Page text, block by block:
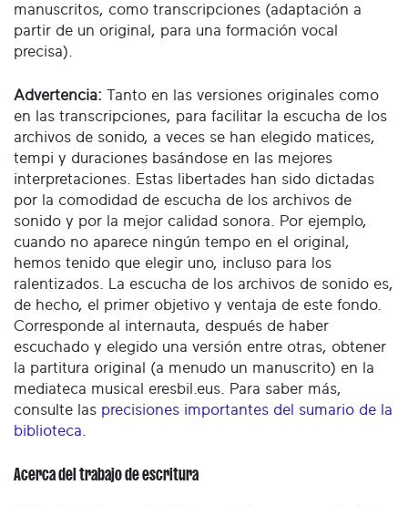
manuscritos, como transcripciones (adaptación a
partir de un original, para una formación vocal
precisa).
Advertencia: Tanto en las versiones originales como
en las transcripciones, para facilitar la escucha de los
archivos de sonido, a veces se han elegido matices,
tempi y duraciones basándose en las mejores
interpretaciones. Estas libertades han sido dictadas
por la comodidad de escucha de los archivos de
sonido y por la mejor calidad sonora. Por ejemplo,
cuando no aparece ningún tempo en el original,
hemos tenido que elegir uno, incluso para los
ralentizados. La escucha de los archivos de sonido es,
de hecho, el primer objetivo y ventaja de este fondo.
Corresponde al internauta, después de haber
escuchado y elegido una versión entre otras, obtener
la partitura original (a menudo un manuscrito) en la
mediateca musical eresbil.eus. Para saber más,
consulte las precisiones importantes del sumario de la
biblioteca
Acerca del trabajo de escritura